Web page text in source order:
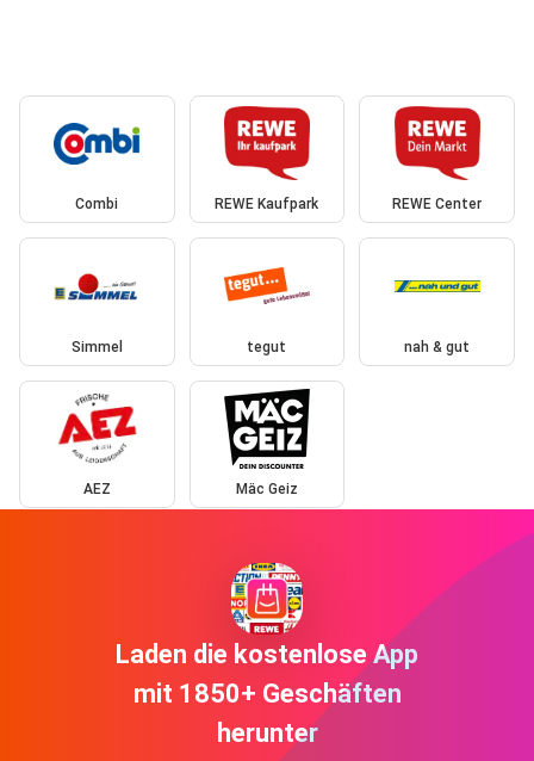
Combi REWE Kaufpark REWE Center
Simmel tegut nah & gut
AEZ Mäc Geiz
Laden die kostenlose App
mit 1850+ Geschäften
herunter